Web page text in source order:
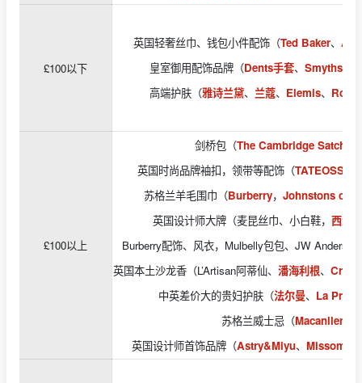
£100以下
英国轻奢丝巾、钱包小件配饰（Ted Baker、
皇室御用配饰品牌（Dents手套、 Smythson
高端护肤（雅诗兰黛、 兰蔻、 Elemis、
£100以上
剑桥包（The Cambridge Satchel
英国时尚品牌袖扣，领带等配饰（
苏格兰羊毛围巾（Burberry， Johnstons of
英国设计师大牌（麦昆丝巾、小白鞋， 西太后
Burberry配饰、风衣，Mulbelly包包、JW Anderson
英国本土沙龙香（L’Artisan阿蒂仙、 潘海利根、 Creed
中英差价大的贵妇护肤（法尔曼、 La
苏格兰威士忌（Macanllen
英国设计师首饰品牌（Astry&Miyu、 Missoma